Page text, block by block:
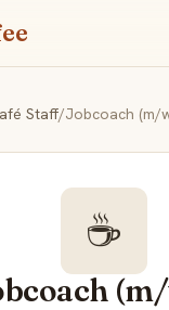
Staff/Jobcoach (m/
☕